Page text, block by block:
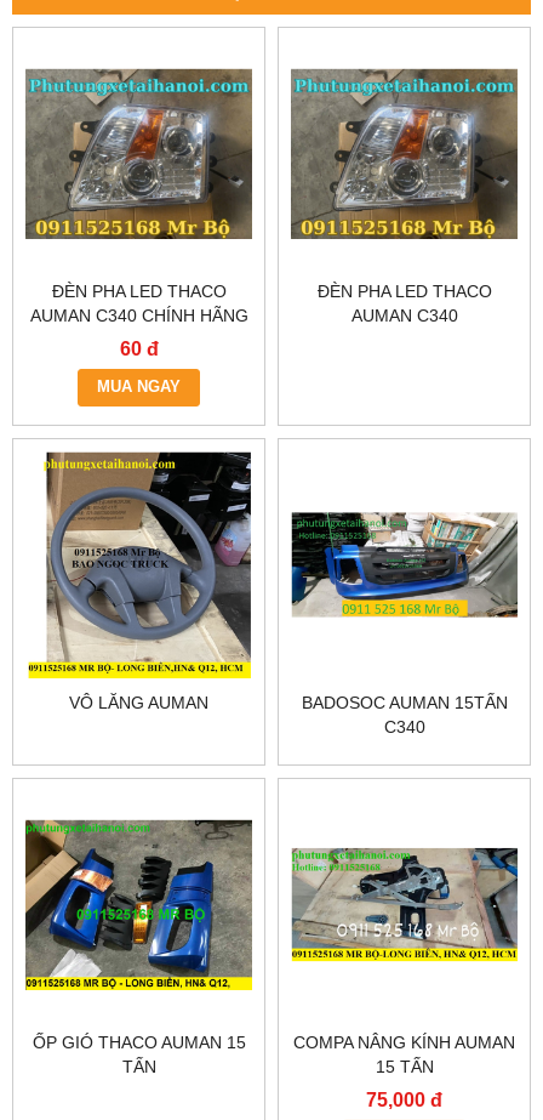
ĐÈN PHA LED THACO
AUMAN C340 CHÍNH HÃNG
– GIAO NHANH TẠI HÀ NỘI
60 đ
MUA NGAY
ĐÈN PHA LED THACO
AUMAN C340
VÔ LĂNG AUMAN
BADOSOC AUMAN 15TẤN
C340
ỐP GIÓ THACO AUMAN 15
TẤN
COMPA NÂNG KÍNH AUMAN
15 TẤN
75,000 đ